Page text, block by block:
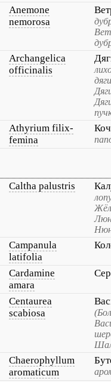
Anemone
nemorosa
Archangelica
officinalis
Athyrium filix-
femina
Caltha palustris
Campanula
latifolia
Cardamine
amara
Centaurea
scabiosa
Chaerophyllum
aromaticum